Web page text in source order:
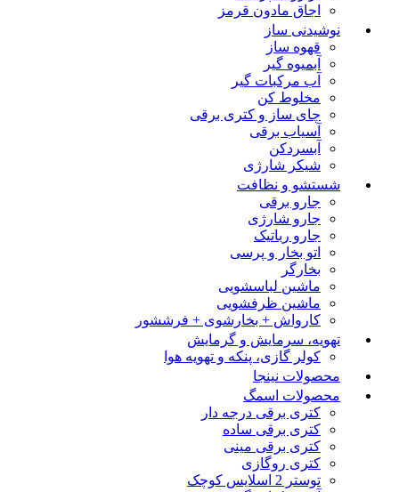
اجاق مادون قرمز
نوشیدنی ساز
قهوه ساز
آبمیوه گیر
آب مرکبات گیر
مخلوط کن
چای ساز و کتری برقی
آسیاب برقی
آبسردکن
شیکر شارژی
شستشو و نظافت
جارو برقی
جارو شارژی
جارو رباتیک
اتو بخار و پرسی
بخارگر
ماشین لباسشویی
ماشین ظرفشویی
کارواش + بخارشوی + فرششور
تهویه، سرمایش و گرمایش
کولر گازی، پنکه و تهویه هوا
محصولات نینجا
محصولات اسمگ
کتری برقی درجه دار
کتری برقی ساده
کتری برقی مینی
کتری روگازی
توستر 2 اسلایس کوچک